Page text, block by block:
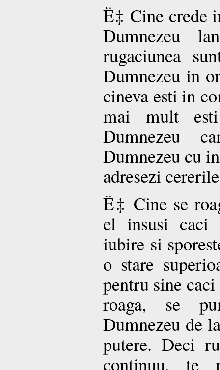
Ë‡ Cine crede
Dumnezeu
rugaciunea
Dumnezeu in
cineva esti in
mai mult
Dumnezeu
Dumnezeu cu
adresezi
Ë‡ Cine se
el insusi caci
iubire si
o stare
pentru sine
roaga, se
Dumnezeu de
putere. Deci
continuu, te